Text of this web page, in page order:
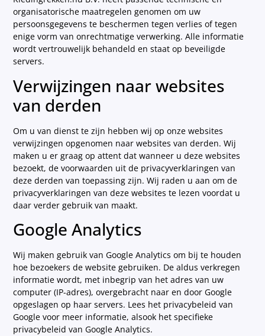
organisatorische maatregelen genomen om uw
persoonsgegevens te beschermen tegen verlies of tegen
enige vorm van onrechtmatige verwerking. Alle informatie
wordt vertrouwelijk behandeld en staat op beveiligde
servers.
Verwijzingen naar websites
van derden
Om u van dienst te zijn hebben wij op onze websites
verwijzingen opgenomen naar websites van derden. Wij
maken u er graag op attent dat wanneer u deze websites
bezoekt, de voorwaarden uit de privacyverklaringen van
deze derden van toepassing zijn. Wij raden u aan om de
privacyverklaringen van deze websites te lezen voordat u
daar verder gebruik van maakt.
Google Analytics
Wij maken gebruik van Google Analytics om bij te houden
hoe bezoekers de website gebruiken. De aldus verkregen
informatie wordt, met inbegrip van het adres van uw
computer (IP-adres), overgebracht naar en door Google
opgeslagen op haar servers. Lees het privacybeleid van
Google voor meer informatie, alsook het specifieke
privacybeleid van Google Analytics.